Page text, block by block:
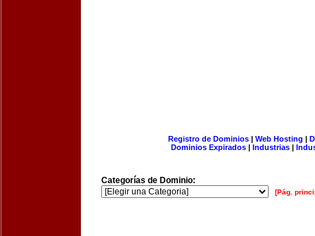
Registro de Dominios| Web Hosting |
Dominios Expirados | Industrias |
Categorías de Dominio:
[Pág.